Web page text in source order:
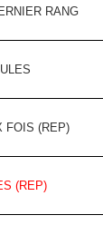
RANG
FOIS (REP)
(REP)